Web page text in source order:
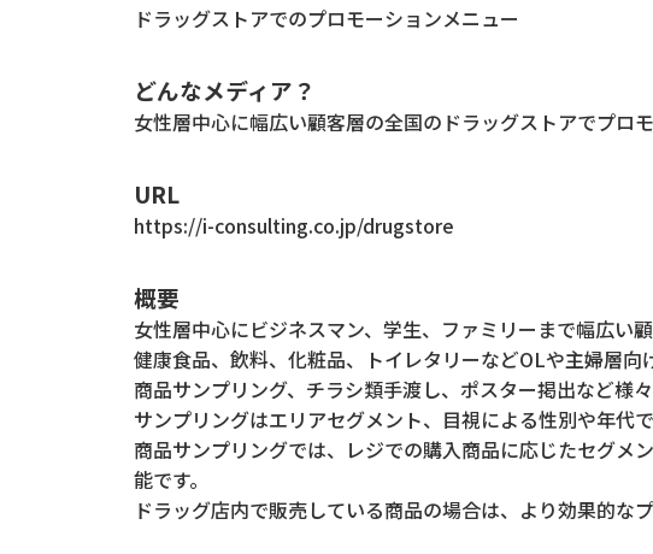
ドラッグストアでのプロモーションメニュー
どんなメディア？
女性層中心に幅広い顧客層の全国のドラッグストアでプロ
URL
https://i-consulting.co.jp/drugstore
概要
女性層中心にビジネスマン、学生、ファミリーまで幅広い顧
健康食品、飲料、化粧品、トイレタリーなどOLや主婦層向
商品サンプリング、チラシ類手渡し、ポスター掲出など様
サンプリングはエリアセグメント、目視による性別や年代
商品サンプリングでは、レジでの購入商品に応じたセグメ
能です。
ドラッグ店内で販売している商品の場合は、より効果的な